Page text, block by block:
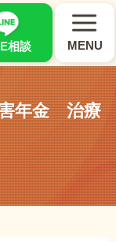
相談 MENU
×
害年金 治療